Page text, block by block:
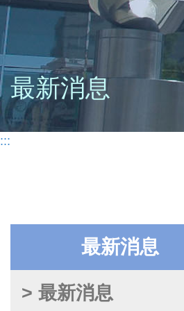
最新消息
:::
最新消息
> 最新消息